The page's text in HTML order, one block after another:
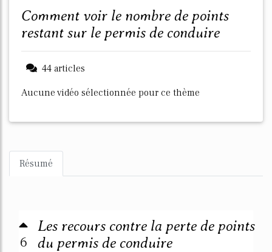
comment voir le nombre de points
restant sur le permis de conduire
44 articles
Aucune vidéo sélectionnée pour ce thème
Résumé
6
Les recours contre la perte de points
du permis de conduire